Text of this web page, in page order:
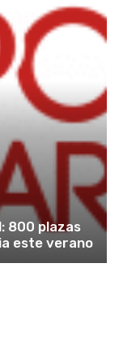
800 plazas
este verano